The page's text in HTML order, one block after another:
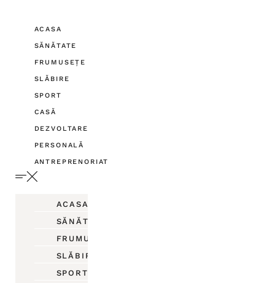
ACASA
SĂNĂTATE
FRUMUSEȚE
SLĂBIRE
SPORT
CASĂ
DEZVOLTARE
PERSONALĂ
ANTREPRENORIAT
ACASA
SĂNĂTATE
FRUMUSEȚE
SLĂBIRE
SPORT